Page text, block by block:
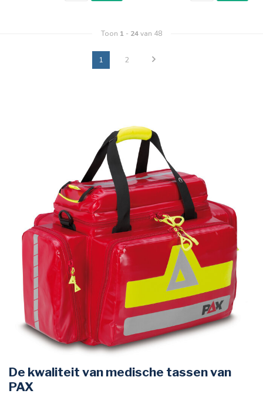
Toon 1 - 24van 48
1 2
De kwaliteit van medische tassen van
PAX